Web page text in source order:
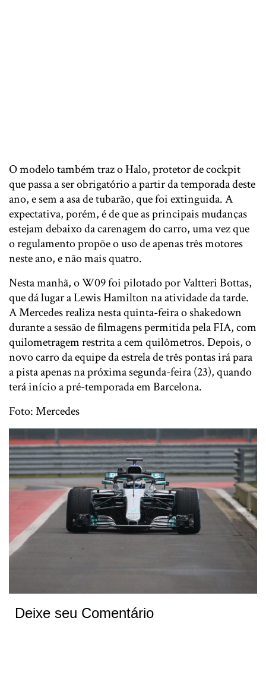
O modelo também traz o Halo, protetor de cockpit
que passa a ser obrigatório a partir da temporada deste
ano, e sem a asa de tubarão, que foi extinguida. A
expectativa, porém, é de que as principais mudanças
estejam debaixo da carenagem do carro, uma vez que
o regulamento propõe o uso de apenas três motores
neste ano, e não mais quatro.
Nesta manhã, o W09 foi pilotado por Valtteri Bottas,
que dá lugar a Lewis Hamilton na atividade da tarde.
A Mercedes realiza nesta quinta-feira o shakedown
durante a sessão de filmagens permitida pela FIA, com
quilometragem restrita a cem quilômetros. Depois, o
novo carro da equipe da estrela de três pontas irá para
a pista apenas na próxima segunda-feira (23), quando
terá início a pré-temporada em Barcelona.
Foto: Mercedes
Deixe seu Comentário